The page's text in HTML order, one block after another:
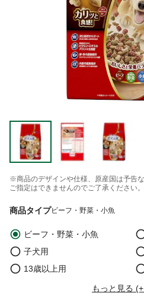
※商品のデザインや仕様、原産国は予告
ご指定はできませんのでご了承ください。
商品タイプビーフ・野菜・小魚
ビーフ・野菜・小魚
子犬用
13歳以上用
もっと見る